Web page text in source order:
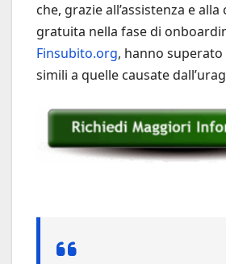
che, grazie all’assistenza e
gratuita nella fase di
Finsubito.org, hanno
simili a quelle causate